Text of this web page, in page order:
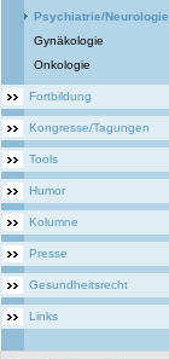
Psychiatrie/Neurologie
Gynäkologie
Onkologie
Fortbildung
Kongresse/Tagungen
Tools
Humor
Kolumne
Presse
Gesundheitsrecht
Links